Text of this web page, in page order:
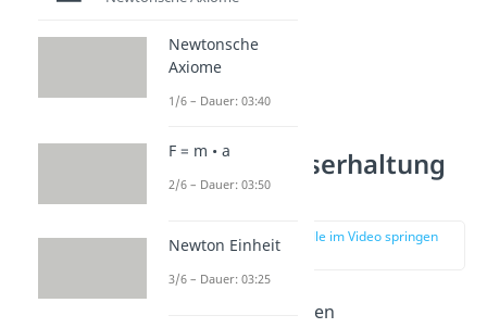
Drehimpulserhaltung
Beispiel
zur Stelle im Video springen
(03:07)
für den
Newtonsche
Axiome
1/6 – Dauer: 03:40
F = m • a
2/6 – Dauer: 03:50
Newton Einheit
3/6 – Dauer: 03:25